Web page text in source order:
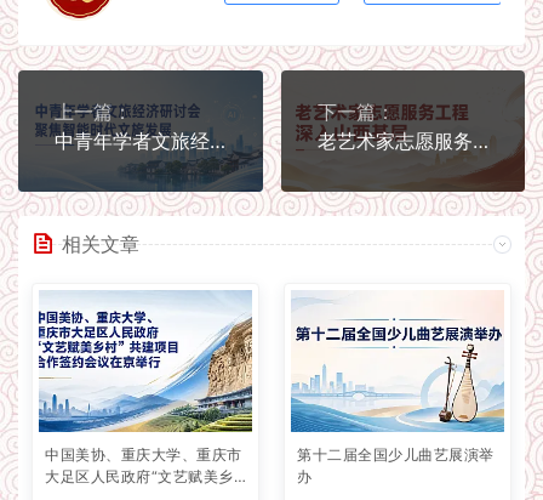
上一篇：
中青年学者文旅经济研讨会聚焦智能时代文旅发展
下一篇：
老艺术家志愿服务工程深入山西基层
相关文章
中国美协、重庆大学、重庆市
大足区人民政府“文艺赋美乡
第十二届全国少儿曲艺展演举
办